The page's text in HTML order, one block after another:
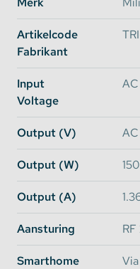
De dimmer kan
de onderstaande
Artikelcode
Fabrikant
Input
Voltage
Output (V)
Output (W)
Output (A)
Aansturing
Smarthome